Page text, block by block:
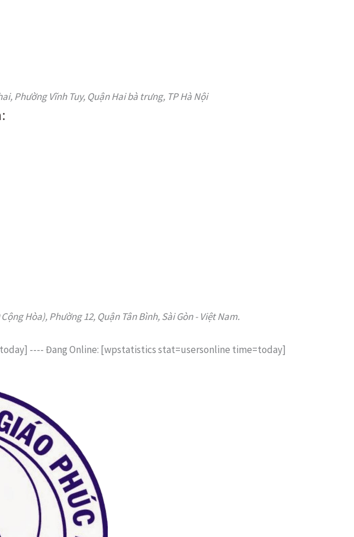
Phường Vĩnh Tuy, Quận Hai bà trưng, TP Hà Nội
Cộng Hòa), Phường 12, Quận Tân Bình, Sài Gòn - Việt Nam.
----Đang Online: [wpstatistics stat=usersonline time=today]